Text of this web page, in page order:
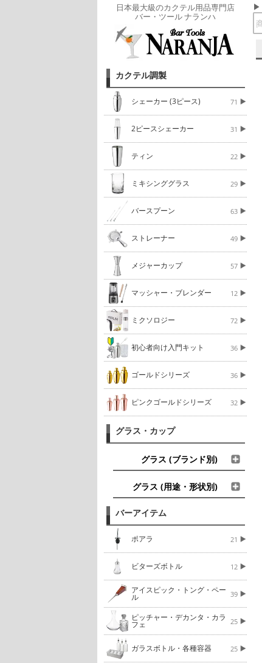
日本最大級のカクテル用品専門店
バー・ツール ナランハ
カクテル調製
シェーカー (3ピース) 71
2ピースシェーカー 31
ティン 22
ミキシンググラス 29
バースプーン 63
ストレーナー 49
メジャーカップ 57
マッシャー・ブレンダー 12
ミクソロジー 72
初心者向け入門キット 36
ゴールドシリーズ 36
ピンクゴールドシリーズ 32
グラス・カップ
グラス (ブランド別)
グラス (用途・形状別)
バーアイテム
ポアラ 21
ビターズボトル 12
アイスピック・トング・ペー
ル 39
ピッチャー・デカンタ・カラ
フェ 25
ガラスボトル・各種容器 25